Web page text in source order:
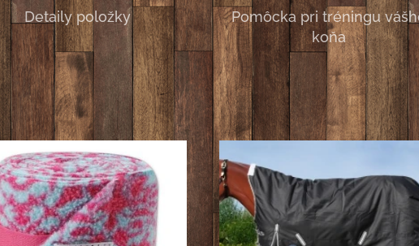
Detaily položky
Pomôcka pri tréningu
koňa